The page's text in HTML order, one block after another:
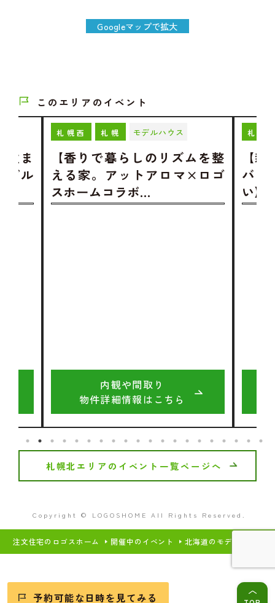
Googleマップで拡大
このエリアのイベント
住ま
デル
札幌西 札幌 モデルハウス
【香りで暮らしのリズムを整
える家。アットアロマ×ロゴ
スホームコラボ…
内観や間取り
物件詳細情報はこちら
札幌
【
バ
い】
札幌北エリアのイベント一覧ページへ
予約可能な日時を見てみる
Copyright © LOGOSHOME All Rights Reserved.
注文住宅のロゴスホーム 開催中のイベント 北海道のモデルハウス・